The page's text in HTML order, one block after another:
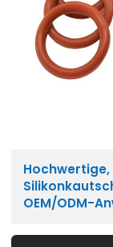
OEM/ODM-